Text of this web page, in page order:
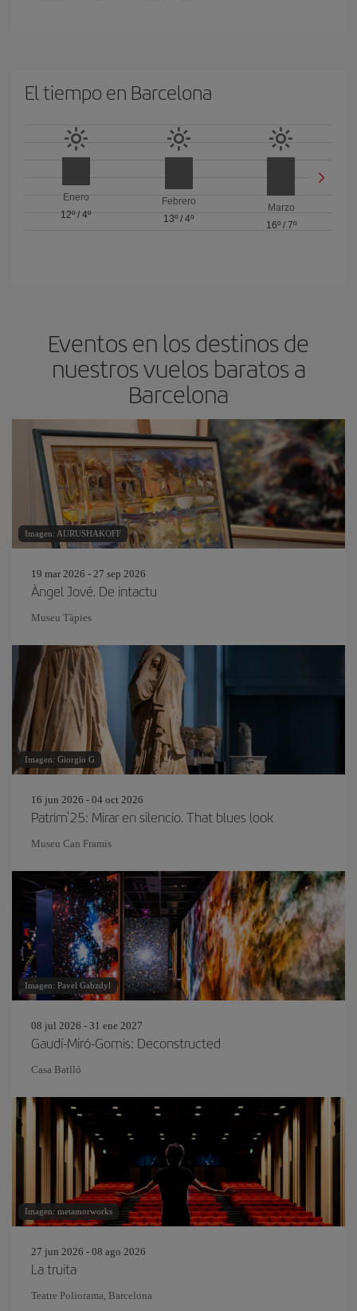
El tiempo en Barcelona
Enero
12º/4º
Febrero
13º / 4º
Marzo
16º/ 7º
Eventos en los destinos de
nuestros vuelos baratos a
Barcelona
Imagen: AURUSHAKOFF
19 mar 2026 - 27 sep 2026
Àngel Jové. De intactu
Museu Tàpies
Imagen: Giorgio G
16 jun 2026 - 04 oct 2026
Patrim'25: Mirar en silencio. That blues look
Museu Can Framis
Imagen: Pavel Gabzdyl
08 jul 2026 - 31 ene 2027
Gaudí-Miró-Gomis: Deconstructed
Casa Batlló
Imagen: metamorworks
27 jun 2026 - 08 ago 2026
La truita
Teatre Poliorama, Barcelona